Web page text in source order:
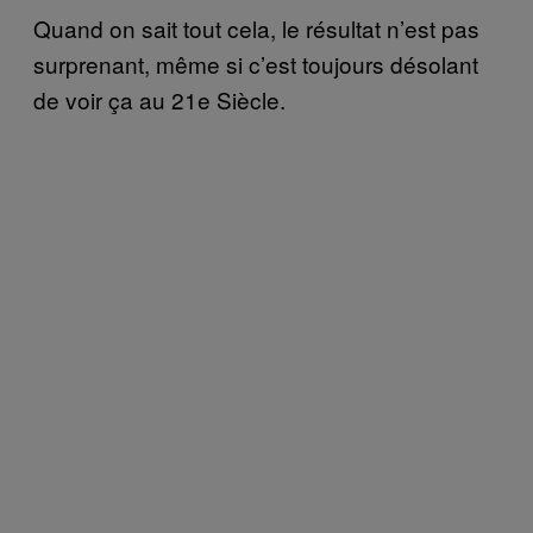
Quand on sait tout cela, le résultat n’est pas
surprenant, même si c’est toujours désolant
de voir ça au 21e Siècle.